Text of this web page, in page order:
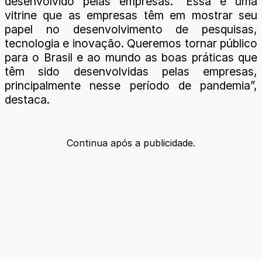
vitrine que as empresas têm em mostrar seu
papel no desenvolvimento de pesquisas,
tecnologia e inovação. Queremos tornar público
para o Brasil e ao mundo as boas práticas que
têm sido desenvolvidas pelas empresas,
principalmente nesse período de pandemia”,
destaca.
Continua após a publicidade.